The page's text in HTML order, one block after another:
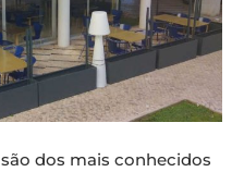
são dos mais conhecidos